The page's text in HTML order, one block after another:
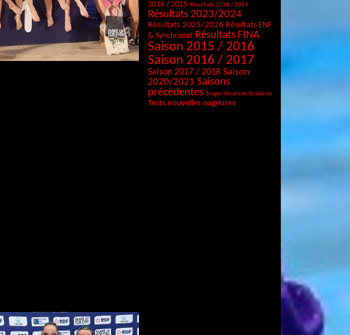
2014 / 2015 Résultats 2018 / 2019
Résultats 2023/2024
Résultats 2025/2026 Résultats ENF
& Synchronat Résultats FINA
Saison 2015 / 2016
Saison 2016 / 2017
Saison 2017 / 2018 Saison
2020/2021 Saisons
précédentes Stages Vacances Scolaires
Tests nouvelles nageuses